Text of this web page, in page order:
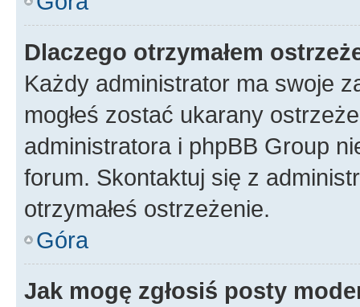
Dlaczego otrzymałem
Każdy administrator ma swoje
mogłeś zostać ukarany
administratora i phpBB Group
forum. Skontaktuj się z
otrzymałeś ostrzeżenie.
Góra
Jak mogę zgłosiś posty